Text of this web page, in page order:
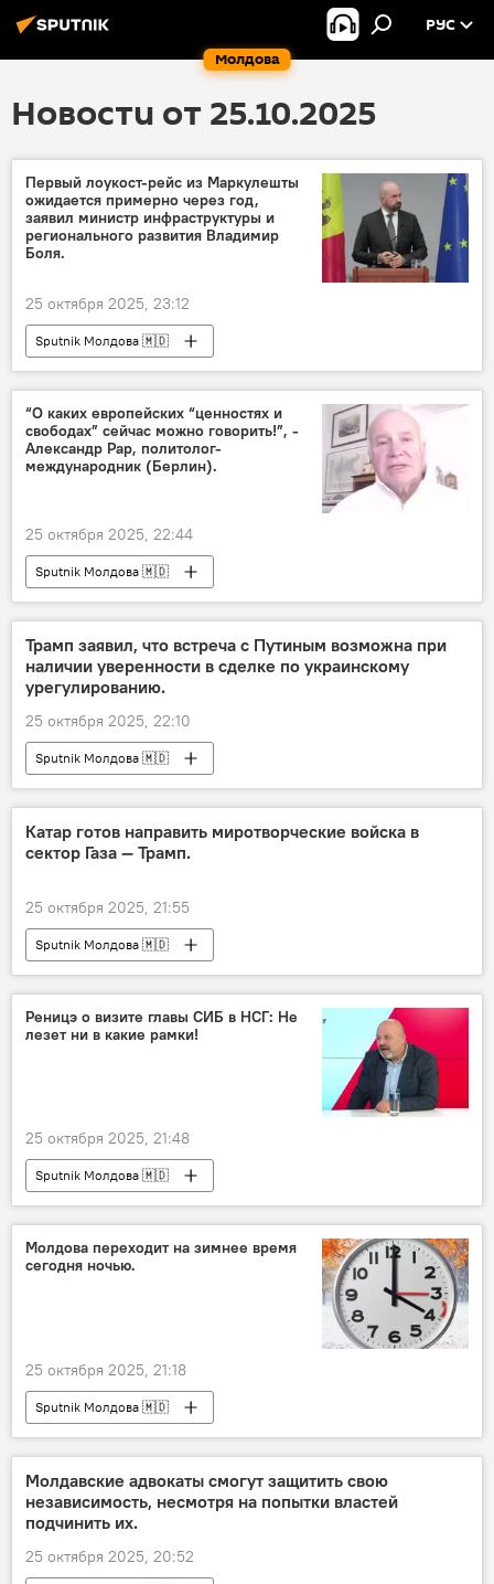
Молдова
РУС
Новости от 25.10.2025
Первый лоукост-рейс из Маркулешты
ожидается примерно через год,
заявил министр инфраструктуры и
регионального развития Владимир
Боля.
25 октября 2025, 23:12
Sputnik Молдова 🇲🇩
“О каких европейских “ценностях и
свободах” сейчас можно говорить!”, -
Александр Рар, политолог-
международник (Берлин).
25 октября 2025, 22:44
Sputnik Молдова 🇲🇩
Трамп заявил, что встреча с Путиным возможна при
наличии уверенности в сделке по украинскому
урегулированию.
25 октября 2025, 22:10
Sputnik Молдова 🇲🇩
Катар готов направить миротворческие войска в
сектор Газа — Трамп.
25 октября 2025, 21:55
Sputnik Молдова 🇲🇩
Реницэ о визите главы СИБ в НСГ: Не
лезет ни в какие рамки!
25 октября 2025, 21:48
Sputnik Молдова 🇲🇩
Молдова переходит на зимнее время
сегодня ночью.
25 октября 2025, 21:18
Sputnik Молдова 🇲🇩
Молдавские адвокаты смогут защитить свою
независимость, несмотря на попытки властей
подчинить их.
25 октября 2025, 20:52